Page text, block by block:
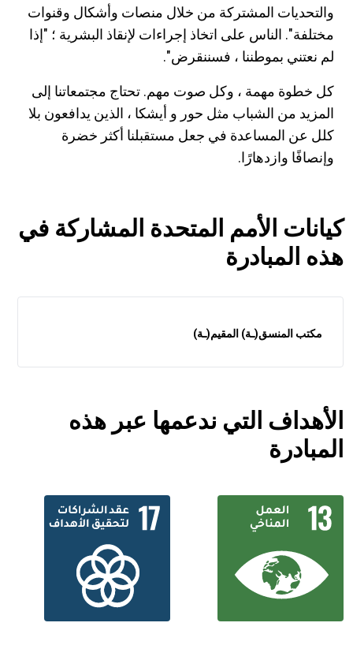
والتحديات المشتركة من خلال منصات وأشكال وقنوات
مختلفة". الناس على اتخاذ إجراءات لإنقاذ البشرية ؛ "إذا
لم نعتني بموطننا ، فسننقرض".
كل خطوة مهمة ، وكل صوت مهم. تحتاج مجتمعاتنا إلى
المزيد من الشباب مثل حور و أيشكا ، الذين يدافعون بلا
كلل عن المساعدة في جعل مستقبلنا أكثر خضرة
وإنصافًا وازدهارًا.
كيانات الأمم المتحدة المشاركة في
هذه المبادرة
مكتب المنسق(ـة) المقيم(ـة)
الأهداف التي ندعمها عبر هذه
المبادرة